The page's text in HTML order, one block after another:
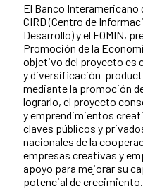
El Banco Interamericano
CIRD (Centro de
Desarrollo) y el FOMIN,
Promoción de la
objetivo del proyecto es
y diversificación
mediante la promoción
lograrlo, el proyecto
y emprendimientos
claves públicos y
nacionales de la
empresas creativas y
apoyo para mejorar su
potencial de crecimiento.